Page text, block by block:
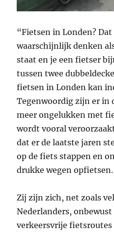
“Fietsen in Londen?
waarschijnlijk denken
staat en je een fietser
tussen twee
fietsen in Londen kan
Tegenwoordig zijn er in
meer ongelukken met
wordt vooral
dat er de laatste jaren
op de fiets stappen en
drukke wegen opfietsen.
Zij zijn zich, net zoals
Nederlanders,
verkeersvrije fietsroutes